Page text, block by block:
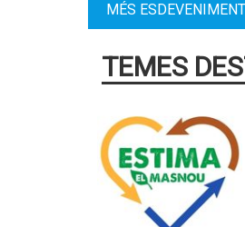
MÉS
TEMES